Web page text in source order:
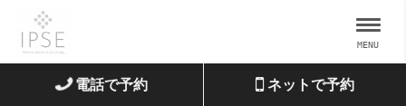
電話で予約 ネットで予約
MENU